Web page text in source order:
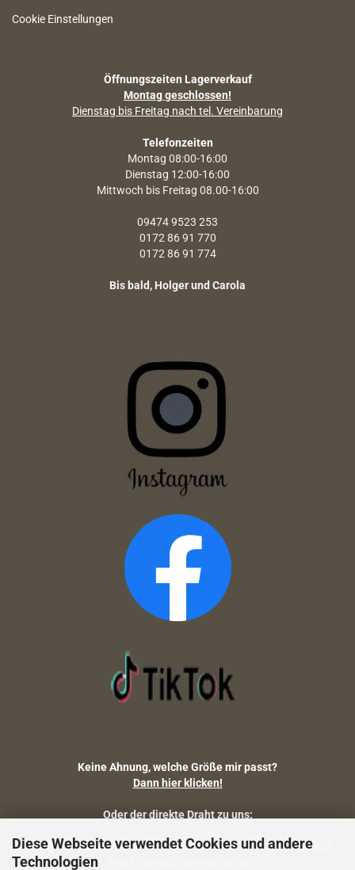
Diese Webseite verwendet Cookies und andere
Technologien
Cookie Einstellungen
Öffnungszeiten Lagerverkauf
Montag geschlossen!
Dienstag bis Freitag nach tel. Vereinbarung
Telefonzeiten
Montag 08:00-16:00
Dienstag 12:00-16:00
Mittwoch bis Freitag 08.00-16:00
09474 9523 253
0172 86 91 770
0172 86 91 774
Bis bald, Holger und Carola
Keine Ahnung, welche Größe mir passt?
Dann hier klicken!
Oder der direkte Draht zu uns:
Fragen zu Artikelmaßen, Warenbestand, Lieferstatus, Versand?